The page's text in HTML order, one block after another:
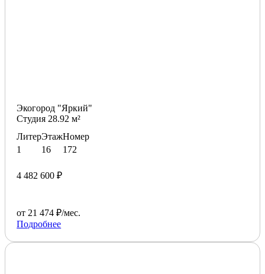
Экогород "Яркий"
Студия 28.92 м²
Литер
1
Этаж
16
Номер
172
4 482 600 ₽
от 21 474 ₽/мес.
Подробнее